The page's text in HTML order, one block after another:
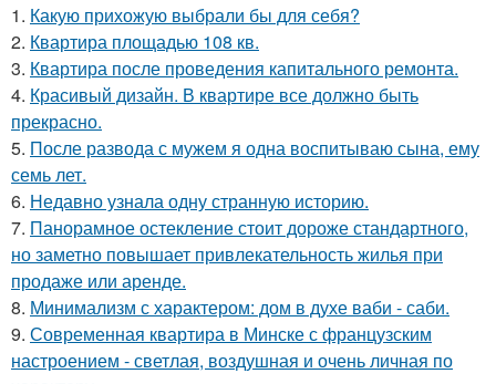
1. Какую прихожую выбрали бы для себя?
2. Квартира площадью 108 кв.
3. Квартира после проведения капитального ремонта.
4. Красивый дизайн. В квартире все должно быть
прекрасно.
5. После развода с мужем я одна воспитываю сына, ему
семь лет.
6. Недавно узнала одну странную историю.
7. Панорамное остекление стоит дороже стандартного,
но заметно повышает привлекательность жилья при
продаже или аренде.
8. Минимализм с характером: дом в духе ваби - саби.
9. Современная квартира в Минске с французским
настроением - светлая, воздушная и очень личная по